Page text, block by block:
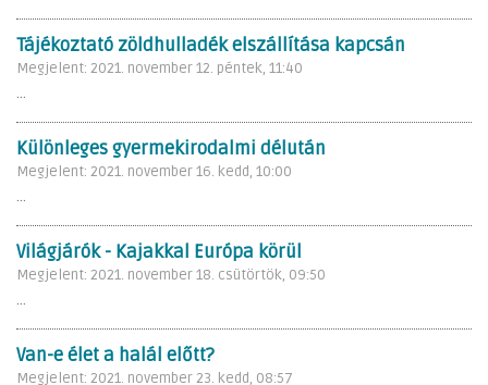
Tájékoztató zöldhulladék elszállítása kapcsán
Megjelent: 2021. november 12. péntek, 11:40
...
Különleges gyermekirodalmi délután
Megjelent: 2021. november 16. kedd, 10:00
...
Világjárók - Kajakkal Európa körül
Megjelent: 2021. november 18. csütörtök, 09:50
...
Van-e élet a halál előtt?
Megjelent: 2021. november 23. kedd, 08:57